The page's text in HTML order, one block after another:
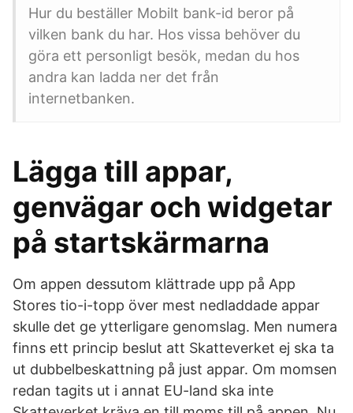
Hur du beställer Mobilt bank-id beror på
vilken bank du har. Hos vissa behöver du
göra ett personligt besök, medan du hos
andra kan ladda ner det från
internetbanken.
Lägga till appar,
genvägar och widgetar
på startskärmarna
Om appen dessutom klättrade upp på App
Stores tio-i-topp över mest nedladdade appar
skulle det ge ytterligare genomslag. Men numera
finns ett princip beslut att Skatteverket ej ska ta
ut dubbelbeskattning på just appar. Om momsen
redan tagits ut i annat EU-land ska inte